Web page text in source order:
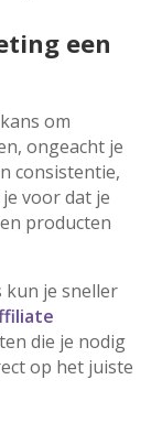
een
om
ongeacht je
consistentie,
voor dat je
producten
kun je sneller
die je nodig
op het juiste